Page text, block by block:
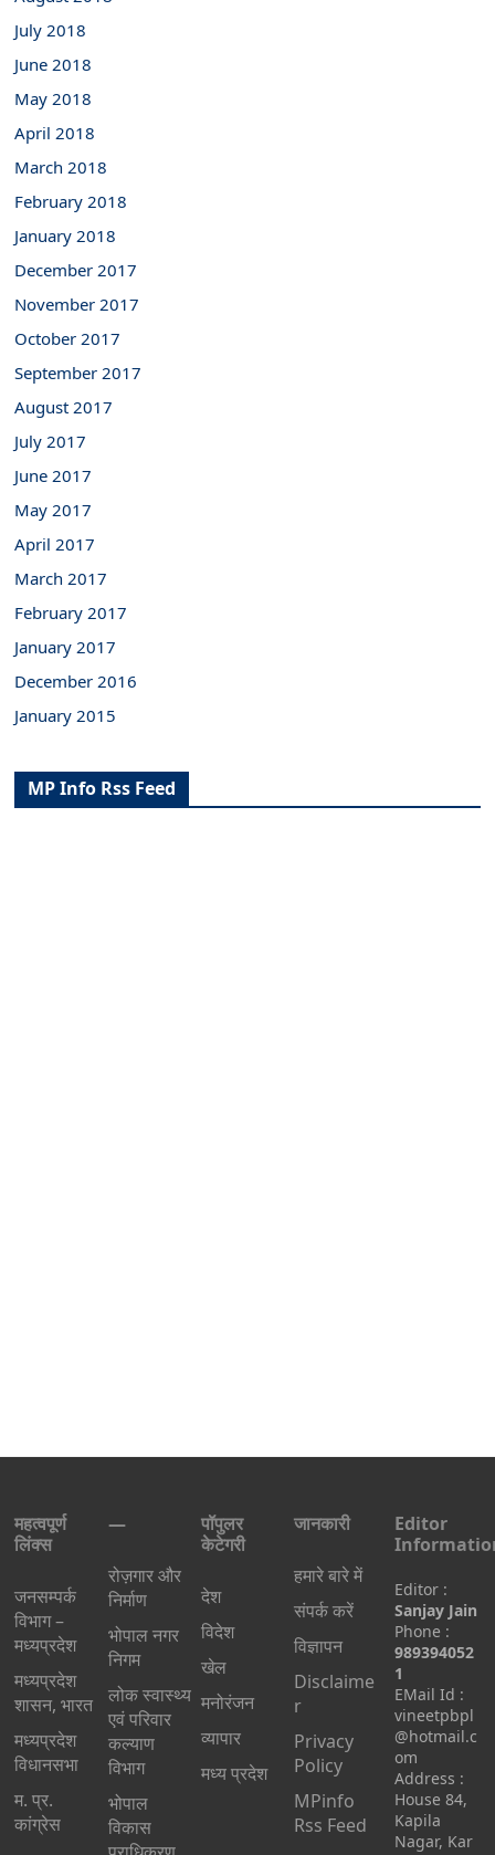
July 2018
June 2018
May 2018
April 2018
March 2018
February 2018
January 2018
December 2017
November 2017
October 2017
September 2017
August 2017
July 2017
June 2017
May 2017
April 2017
March 2017
February 2017
January 2017
December 2016
January 2015
MP Info Rss Feed
महत्वपूर्ण
लिंक्स
जनसम्पर्क
विभाग –
मध्यप्रदेश
मध्यप्रदेश
शासन, भारत
मध्‍यप्रदेश
विधानसभा
म. प्र.
कांग्रेस
—
रोज़गार और
निर्माण
भोपाल नगर
निगम
लोक स्वास्थ्य
एवं परिवार
कल्याण
विभाग
भोपाल
विकास
पॉपुलर
केटेगरी
देश
विदेश
खेल
मनोरंजन
व्यापार
मध्य प्रदेश
जानकारी
हमारे बारे में
संपर्क करें
विज्ञापन
Disclaime
r
Privacy
Policy
MPinfo
Rss Feed
Editor
Editor :
Sanjay Jain
Phone :
989394052
1
EMail Id :
vineetpbpl
@hotmail.c
om
Address :
House 84,
Kapila
Nagar, Kar